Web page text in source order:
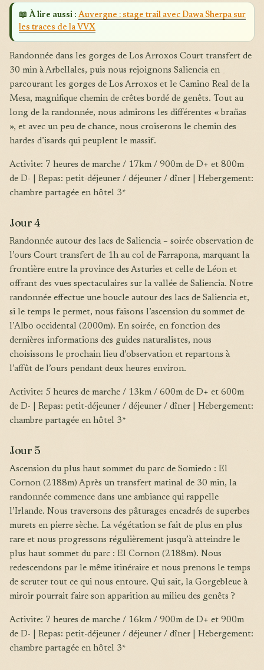
📖 À lire aussi : Auvergne : stage trail avec Dawa Sherpa sur
les traces de la VVX
Randonnée dans les gorges de Los Arroxos Court transfert de
30 min à Arbellales, puis nous rejoignons Saliencia en
parcourant les gorges de Los Arroxos et le Camino Real de la
Mesa, magnifique chemin de crêtes bordé de genêts. Tout au
long de la randonnée, nous admirons les différentes « brañas
», et avec un peu de chance, nous croiserons le chemin des
hardes d’isards qui peuplent le massif.
Activite: 7 heures de marche / 17km / 900m de D+ et 800m
de D- | Repas: petit-déjeuner / déjeuner / dîner | Hebergement:
chambre partagée en hôtel 3*
Jour 4
Randonnée autour des lacs de Saliencia – soirée observation de
l’ours Court transfert de 1h au col de Farrapona, marquant la
frontière entre la province des Asturies et celle de Léon et
offrant des vues spectaculaires sur la vallée de Saliencia. Notre
randonnée effectue une boucle autour des lacs de Saliencia et,
si le temps le permet, nous faisons l’ascension du sommet de
l’Albo occidental (2000m). En soirée, en fonction des
dernières informations des guides naturalistes, nous
choisissons le prochain lieu d’observation et repartons à
l’affût de l’ours pendant deux heures environ.
Activite: 5 heures de marche / 13km / 600m de D+ et 600m
de D- | Repas: petit-déjeuner / déjeuner / dîner | Hebergement:
chambre partagée en hôtel 3*
Jour 5
Ascension du plus haut sommet du parc de Somiedo : El
Cornon (2188m) Après un transfert matinal de 30 min, la
randonnée commence dans une ambiance qui rappelle
l’Irlande. Nous traversons des pâturages encadrés de superbes
murets en pierre sèche. La végétation se fait de plus en plus
rare et nous progressons régulièrement jusqu’à atteindre le
plus haut sommet du parc : El Cornon (2188m). Nous
redescendons par le même itinéraire et nous prenons le temps
de scruter tout ce qui nous entoure. Qui sait, la Gorgebleue à
miroir pourrait faire son apparition au milieu des genêts ?
Activite: 7 heures de marche / 16km / 900m de D+ et 900m
de D- | Repas: petit-déjeuner / déjeuner / dîner | Hebergement:
chambre partagée en hôtel 3*